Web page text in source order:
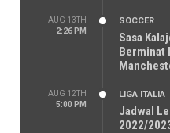
AUG 13TH
2:26 PM
SOCCER
Sasa
Berminat
AUG 12TH
5:00 PM
LIGA ITALIA
Jadwal
2022/